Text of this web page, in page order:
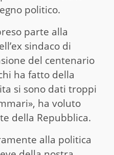
politico.
parte alla
sindaco di
del centenario
ha fatto della
si sono dati troppi
ha voluto
della Repubblica.
alla politica